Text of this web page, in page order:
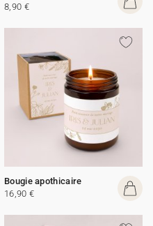
8,90 €
Bougie apothicaire
16,90 €